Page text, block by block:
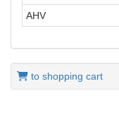
AHV
to shopping cart